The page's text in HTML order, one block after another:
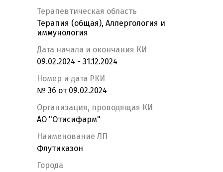
Терапевтическая область
Терапия (общая), Аллергология и
иммунология
Дата начала и окончания КИ
09.02.2024 - 31.12.2024
Номер и дата РКИ
№ 36 от 09.02.2024
Организация, проводящая КИ
АО "Отисифарм"
Наименование ЛП
Флутиказон
Города